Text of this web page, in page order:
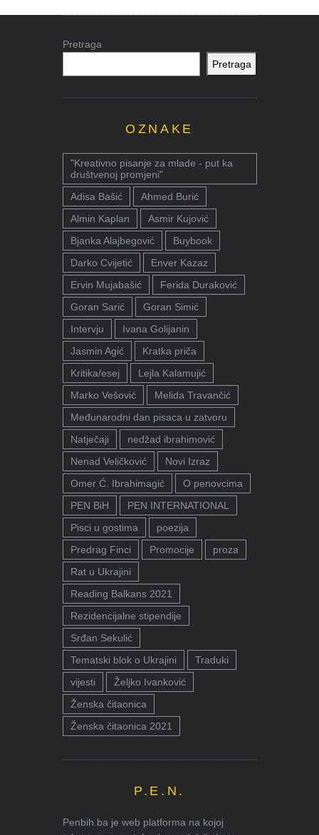
Pretraga
Pretraga
OZNAKE
"Kreativno pisanje za mlade - put ka
društvenoj promjeni"
Adisa Bašić
Ahmed Burić
Almin Kaplan
Asmir Kujović
Bjanka Alajbegović
Buybook
Darko Cvijetić
Enver Kazaz
Ervin Mujabašić
Ferida Duraković
Goran Sarić
Goran Simić
Intervju
Ivana Golijanin
Jasmin Agić
Kratka priča
Kritika/esej
Lejla Kalamujić
Marko Vešović
Melida Travančić
Međunarodni dan pisaca u zatvoru
Natječaji
nedžad ibrahimović
Nenad Veličković
Novi Izraz
Omer Ć. Ibrahimagić
O penovcima
PEN BiH
PEN INTERNATIONAL
Pisci u gostima
poezija
Predrag Finci
Promocije
proza
Rat u Ukrajini
Reading Balkans 2021
Rezidencijalne stipendije
Srđan Sekulić
Tematski blok o Ukrajini
Traduki
vijesti
Željko Ivanković
Ženska čitaonica
Ženska čitaonica 2021
P.E.N.
Penbih.ba je web platforma na kojoj